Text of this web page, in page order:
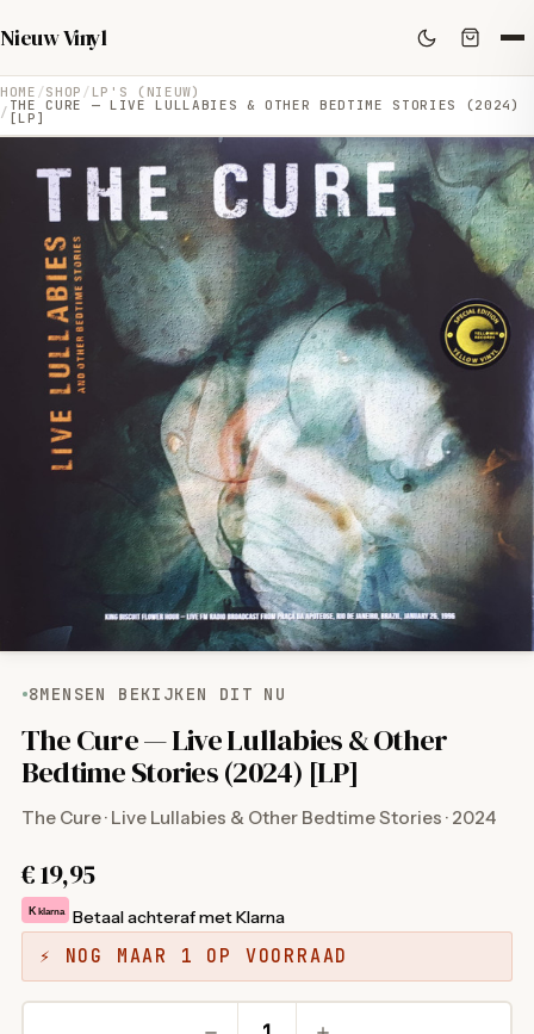
Nieuw Vinyl
HOME SHOP LP'S (NIEUW)
THE CURE — LIVE LULLABIES & OTHER BEDTIME STORIES (2024)
[LP]
8MENSEN BEKIJKEN DIT NU
The Cure — Live Lullabies & Other
Bedtime Stories (2024) [LP]
The Cure · Live Lullabies & Other Bedtime Stories · 2024
€19,95
K klarna Betaal achteraf met Klarna
⚡ NOG MAAR 1 OP VOORRAAD